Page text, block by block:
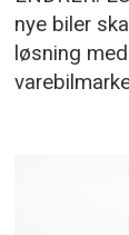
nye biler
løsning